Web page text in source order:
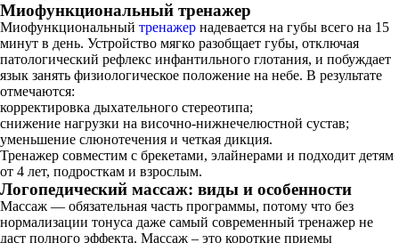
Миофункциональный тренажер
Миофункциональный тренажер надевается на губы всего на 15
минут в день. Устройство мягко разобщает губы, отключая
патологический рефлекс инфантильного глотания, и побуждает
язык занять физиологическое положение на небе. В результате
отмечаются:
корректировка дыхательного стереотипа;
снижение нагрузки на височно‐нижнечелюстной сустав;
уменьшение слюнотечения и четкая дикция.
Тренажер совместим с брекетами, элайнерами и подходит детям
от 4 лет, подросткам и взрослым.
Логопедический массаж: виды и особенности
Массаж — обязательная часть программы, потому что без
нормализации тонуса даже самый современный тренажер не
даст полного эффекта. Массаж – это короткие приемы